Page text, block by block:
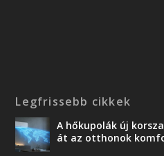
Legfrissebb cikkek
A hőkupolák új
át az otthonok